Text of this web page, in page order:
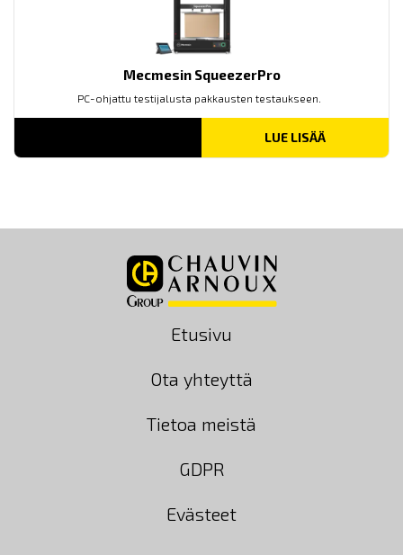
Mecmesin SqueezerPro
PC-ohjattu testijalusta pakkausten testaukseen.
LUE LISÄÄ
Etusivu
Ota yhteyttä
Tietoa meistä
GDPR
Evästeet